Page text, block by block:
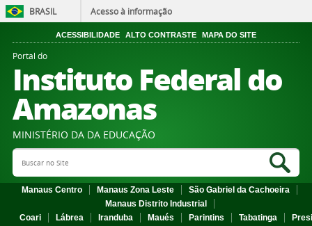
BRASIL Acesso à informação
ACESSIBILIDADE ALTO CONTRASTE MAPA DO SITE
Portal do
Instituto Federal do
Amazonas
MINISTÉRIO DA DA EDUCAÇÃO
Search Site
Manaus Centro Manaus Zona Leste
São Gabriel da Cachoeira
Manaus Distrito Industrial
Coari
Lábrea Iranduba Maués Parintins Tabatinga